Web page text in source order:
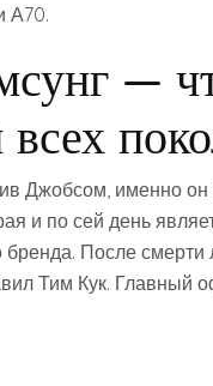
А70.
—
Джобсом, именно
и по сей день
После смерти
Тим Кук.